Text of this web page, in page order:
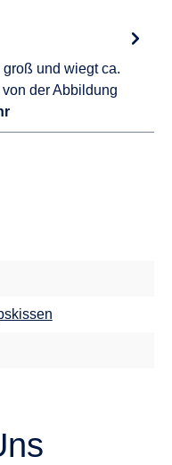
und wiegt ca.
der Abbildung